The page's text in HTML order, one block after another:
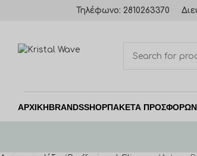
Τηλέφωνο: 2810263370
ΑΡΧΙΚΗBRANDSSHOPΠΑΚΈΤΑ ΠΡΟΣΦΟΡΏΝ